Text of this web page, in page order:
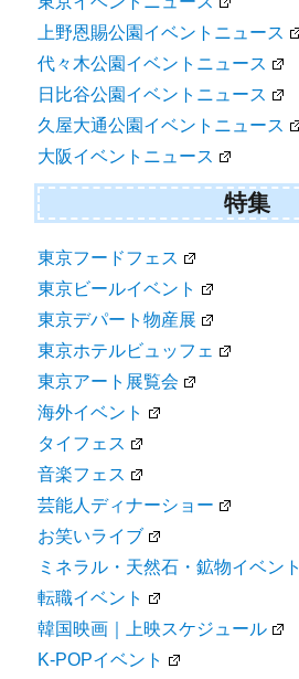
上野恩賜公園イベントニュース
代々木公園イベントニュース
日比谷公園イベントニュース
久屋大通公園イベントニュース
大阪イベントニュース
特集
東京フードフェス
東京ビールイベント
東京デパート物産展
東京ホテルビュッフェ
東京アート展覧会
海外イベント
タイフェス
音楽フェス
芸能人ディナーショー
お笑いライブ
ミネラル・天然石・鉱物イベント
転職イベント
韓国映画｜上映スケジュール
K-POPイベント